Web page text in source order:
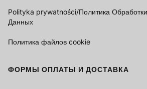
Polityka prywatności/Политика
Данных
Политика файлов cookie
ФОРМЫ ОПЛАТЫ И ДОСТАВКА